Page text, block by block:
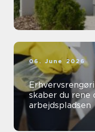
06. June 2026
skaber du rene
arbejdspladsen